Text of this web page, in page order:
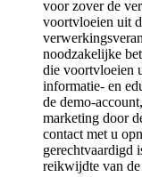
voor zover de
voortvloeien uit
noodzakelijke
die voortvloeien
informatie- en
de demo-
marketing door
contact met u
gerechtvaardigd
reikwijdte van